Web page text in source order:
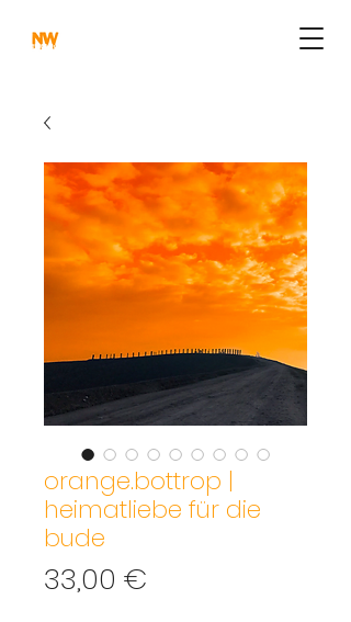
orange.bottrop |
heimatliebe für die
bude
33,00 €